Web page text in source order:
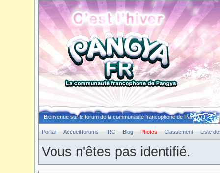
Bienvenue sur le forum de la communauté francophone de Pangya !
Portail Accueil forums IRC Blog Photos Classement Liste
Vous n'êtes pas identifié.